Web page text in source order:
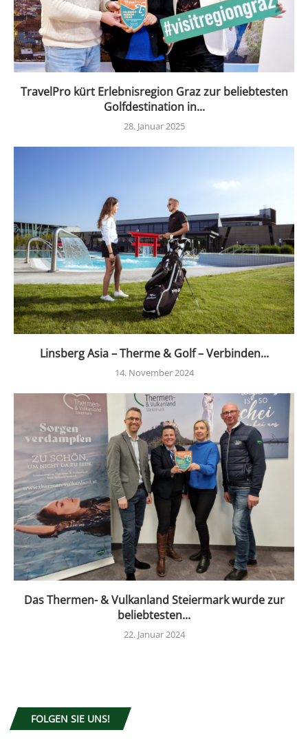
TravelPro kürt Erlebnisregion Graz zur beliebtesten
Golfdestination in...
28. Januar 2025
Linsberg Asia – Therme & Golf – Verbinden...
14. November 2024
Das Thermen- & Vulkanland Steiermark wurde zur
beliebtesten...
22. Januar 2024
FOLGEN SIE UNS!